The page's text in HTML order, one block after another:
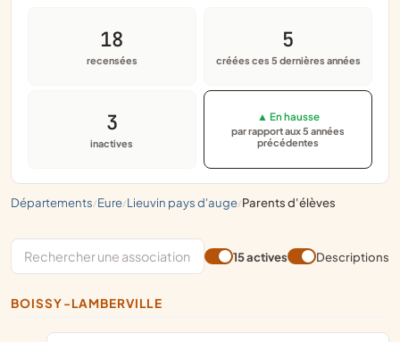
départements/ eure/ lieuvin pays d'auge/ parents d'élèves
18
recensées
5
créées ces 5 dernières années
3
inactives
▲ En hausse
par rapport aux 5 années
précédentes
15 actives Descriptions
BOISSY-LAMBERVILLE